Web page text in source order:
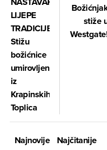
LIJEPE
TRADICIJE:
Stižu
božićnice
umirovljenicima
iz
Krapinskih
Toplica
stiže
Najnovije
Najčitanije